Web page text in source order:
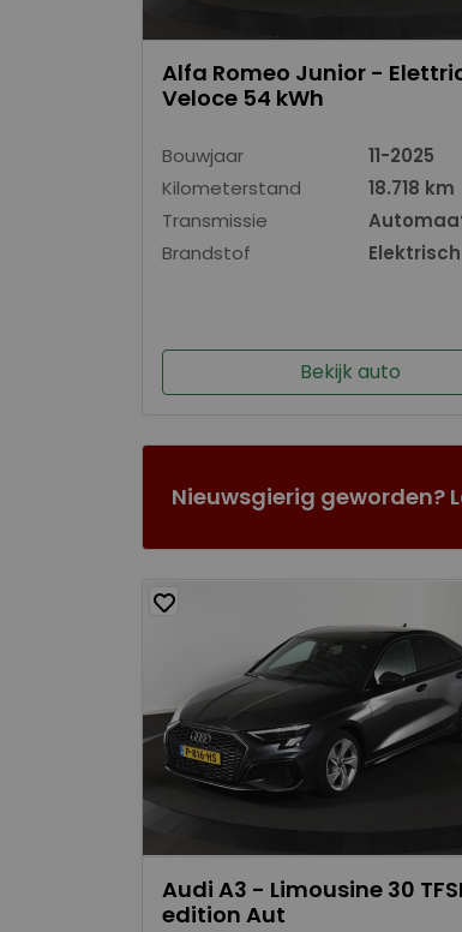
Alfa Romeo Junior -
Veloce 54 kWh
Bouwjaar
11-2025
Kilometerstand
18.718 km
Transmissie
Brandstof
Elektrisch
Bekijk auto
Nieuwsgierig geworden?
Audi A3 - Limousine 30
edition Aut